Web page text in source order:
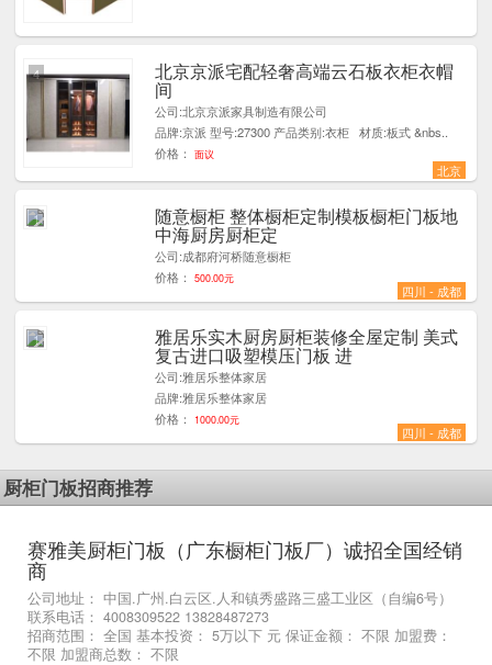
北京京派宅配轻奢高端云石板衣柜衣帽
间
公司:北京京派家具制造有限公司
品牌:京派 型号:27300 产品类别:衣柜 材质:板式 &nbs..
价格：
面议
北京
4
随意橱柜 整体橱柜定制模板橱柜门板地
中海厨房厨柜定
公司:成都府河桥随意橱柜
价格：
500.00元
四川 - 成都
1
雅居乐实木厨房厨柜装修全屋定制 美式
复古进口吸塑模压门板 进
公司:雅居乐整体家居
品牌:雅居乐整体家居
价格：
1000.00元
四川 - 成都
1
厨柜门板招商推荐
赛雅美厨柜门板（广东橱柜门板厂）诚招全国经销
商
公司地址： 中国.广州.白云区.人和镇秀盛路三盛工业区（自编6号）
联系电话： 4008309522 13828487273
招商范围： 全国 基本投资： 5万以下 元 保证金额： 不限 加盟费：
不限 加盟商总数： 不限